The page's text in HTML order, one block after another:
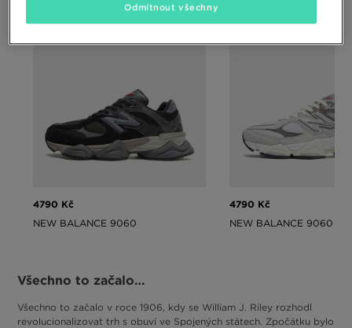
4790 Kč
NEW BALANCE 9060
4790 Kč
NEW BALANCE 9060
Všechno to začalo…
Všechno to začalo v roce 1906, kdy se William J. Riley rozhodl
revolucionalizovat trh s obuví ve Spojených státech. Zpočátku bylo
Odmítnout všechny